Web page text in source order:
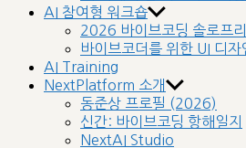
AI 참여형 워크숍
2026 바이브코딩 솔로프
바이브코더를 위한 UI 디
AI Training
NextPlatform 소개
동준상 프로필 (2026)
신간: 바이브코딩 항해일지
NextAI Studio